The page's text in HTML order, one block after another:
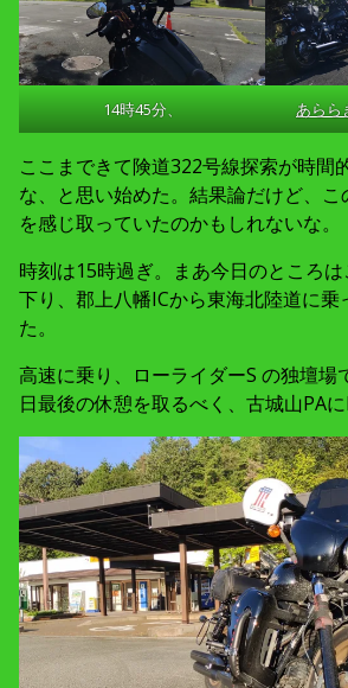
14時45分、 あらら
ここまできて険道322号線探索が時間
な、と思い始めた。結果論だけど、
を感じ取っていたのかもしれないな。
時刻は15時過ぎ。まあ今日のところ
下り、郡上八幡ICから東海北陸道に乗
た。
高速に乗り、ローライダーS の独壇場
日最後の休憩を取るべく、古城山PAに